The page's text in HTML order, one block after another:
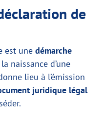
de
est une démarche
naissance d’une
lieu à l’émission
juridique légal